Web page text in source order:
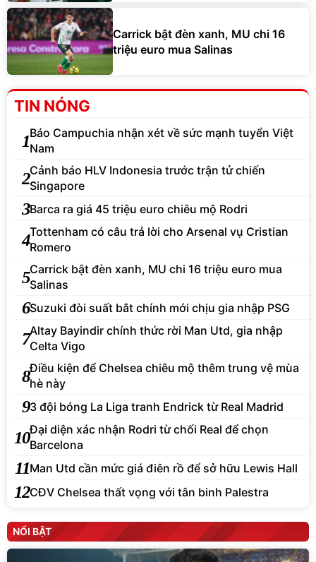
Carrick bật đèn xanh, MU chi 16
triệu euro mua Salinas
TIN NÓNG
1Báo Campuchia nhận xét về sức mạnh tuyển Việt
Nam
2Cảnh báo HLV Indonesia trước trận tử chiến
Singapore
3Barca ra giá 45 triệu euro chiêu mộ Rodri
4Tottenham có câu trả lời cho Arsenal vụ Cristian
Romero
5Carrick bật đèn xanh, MU chi 16 triệu euro mua
Salinas
6Suzuki đòi suất bắt chính mới chịu gia nhập PSG
7Altay Bayindir chính thức rời Man Utd, gia nhập
Celta Vigo
8Điều kiện để Chelsea chiêu mộ thêm trung vệ mùa
hè này
93 đội bóng La Liga tranh Endrick từ Real Madrid
10Đại diện xác nhận Rodri từ chối Real để chọn
Barcelona
11Man Utd cần mức giá điên rồ để sở hữu Lewis Hall
12CĐV Chelsea thất vọng với tân binh Palestra
NỔI BẬT